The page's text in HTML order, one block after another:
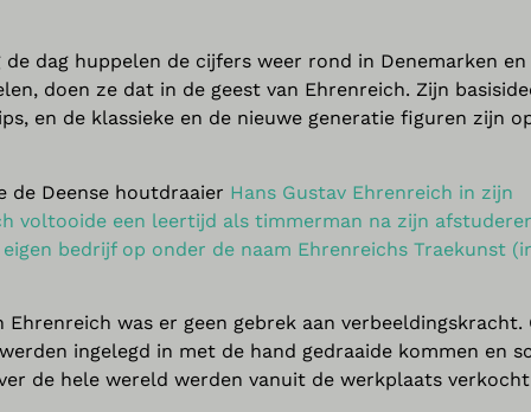
dag huppelen de cijfers weer rond in Denemarken
doen ze dat in de geest van Ehrenreich. Zijn
en de klassieke en de nieuwe generatie figuren zijn
de Deense houtdraaier Hans Gustav Ehrenreich in zijn
voltooide een leertijd als timmerman na zijn
bedrijf op onder de naam Ehrenreichs Traekunst
was er geen gebrek aan verbeeldingskracht.
ingelegd in met de hand gedraaide kommen en
de hele wereld werden vanuit de werkplaats